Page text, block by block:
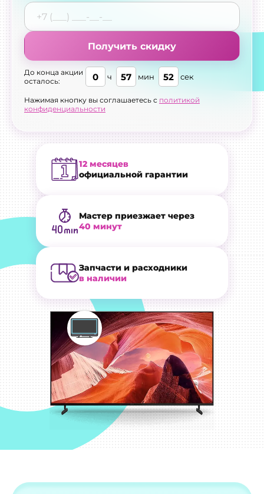
Получить скидку
До конца акции
осталось:
0 ч 57 мин 51 сек
Нажимая кнопку вы соглашаетесь с политикой
конфиденциальности
12 месяцев
официальной гарантии
Мастер приезжает через
40 минут
Запчасти и расходники
в наличии